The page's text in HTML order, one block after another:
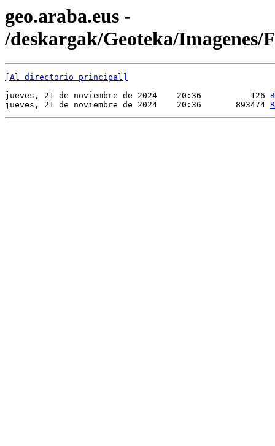
geo.araba.eus -
/deskargak/Geoteka/Imagenes/
[Al directorio principal]
jueves, 21 de noviembre de 2024    20:36          126
jueves, 21 de noviembre de 2024    20:36       893474